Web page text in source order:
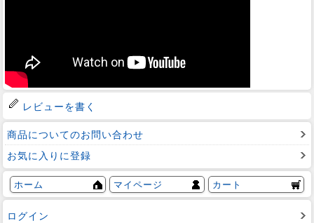
レビューを書く
商品についてのお問い合わせ
お気に入りに登録
ホーム マイページ カート
ログイン